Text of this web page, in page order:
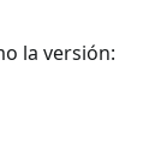
la versión: